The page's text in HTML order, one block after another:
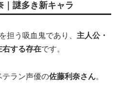
｜謎多き新キャラ
担う吸血鬼であり、 主人公・
右する存在です。
テラン声優の佐藤利奈さん。